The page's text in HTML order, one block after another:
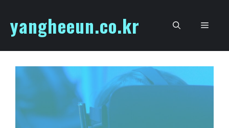
content
yangheeun.co.kr Menu